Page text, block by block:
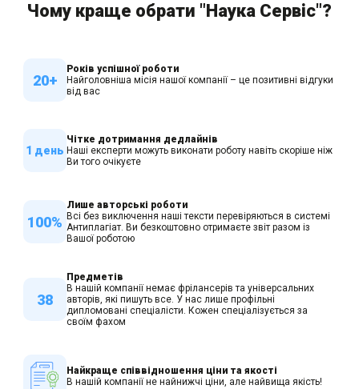
Чому краще обрати "Наука Сервіс"?
20+
Років успішної роботи
Найголовніша місія нашої компанії – це позитивні відгуки
від вас
1 день
Чітке дотримання дедлайнів
Наші експерти можуть виконати роботу навіть скоріше ніж
Ви того очікуєте
100%
Лише авторські роботи
Всі без виключення наші тексти перевіряються в системі
Антиплагіат. Ви безкоштовно отримаєте звіт разом із
Вашої роботою
38
Предметів
В нашій компанії немає фрілансерів та універсальних
авторів, які пишуть все. У нас лише профільні
дипломовані спеціалісти. Кожен спеціалізується за
своїм фахом
Найкраще співвідношення ціни та якості
В нашій компанії не найнижчі ціни, але найвища якість!